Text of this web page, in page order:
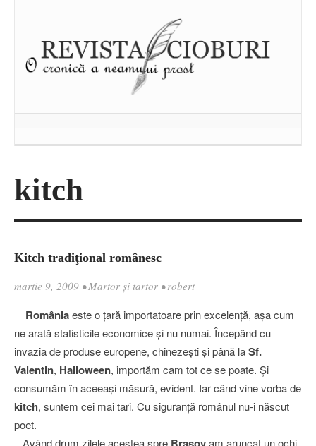
kitch
Kitch tradiţional românesc
martie 9, 2009 •Martor şi tartor •robert
Româniaeste o ţară importatoare prin excelenţă, aşa cum
ne arată statisticile economice şi nu numai. Începând cu
invazia de produse europene, chinezeşti şi până laSf.
Valentin, Halloween, importăm cam tot ce se poate. Şi
consumăm în aceeaşi măsură, evident. Iar când vine vorba de
kitch, suntem cei mai tari. Cu siguranţă românul nu-i născut
poet.
Având drum zilele acestea spre
am aruncat un ochi